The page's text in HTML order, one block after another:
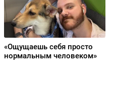
«Ощущаешь себя просто
нормальным человеком»